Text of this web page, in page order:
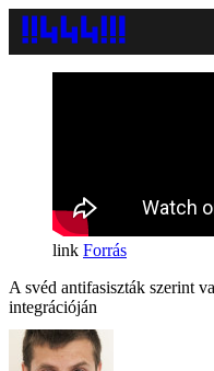
Forrás
A svéd antifasiszták szerint
integrációján